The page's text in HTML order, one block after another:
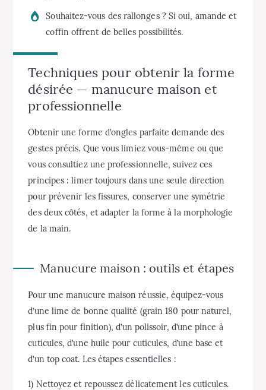
Souhaitez-vous des rallonges ? Si oui, amande et
coffin offrent de belles possibilités.
Techniques pour obtenir la forme
désirée — manucure maison et
professionnelle
Obtenir une forme d’ongles parfaite demande des
gestes précis. Que vous limiez vous-même ou que
vous consultiez une professionnelle, suivez ces
principes : limer toujours dans une seule direction
pour prévenir les fissures, conserver une symétrie
des deux côtés, et adapter la forme à la morphologie
de la main.
Manucure maison : outils et étapes
Pour une manucure maison réussie, équipez-vous
d’une lime de bonne qualité (grain 180 pour naturel,
plus fin pour finition), d’un polissoir, d’une pince à
cuticules, d’une huile pour cuticules, d’une base et
d’un top coat. Les étapes essentielles :
1) Nettoyez et repoussez délicatement les cuticules.